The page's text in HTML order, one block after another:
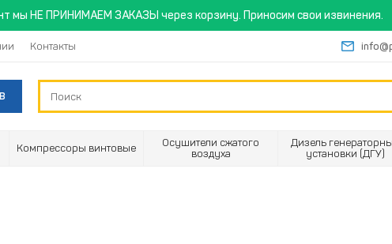
мы НЕ ПРИНИМАЕМ ЗАКАЗЫ через корзину. Приносим свои извинения.
Контакты
Компрессоры винтовые
Осушители сжатого
воздуха
Дизель
установки (ДГУ)